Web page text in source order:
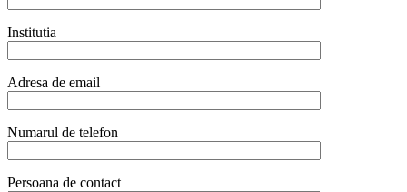
-
policarbonat
transparent-
Hendi
quantity
Institutia
Adresa de email
Numarul de telefon
Persoana de contact